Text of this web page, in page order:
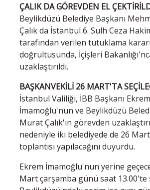
ÇALIK DA GÖREVDEN EL
Beylikdüzü Belediye Başkanı
Çalık da İstanbul 6. Sulh Ceza
tarafından verilen tutuklama kararı
doğrultusunda, İçişleri
uzaklaştırıldı.
BAŞKANVEKİLİ 26 MART'TA
İstanbul Valiliği, İBB Başkanı Ekrem
İmamoğlu'nun ve Beylikdüzü
Murat Çalık'ın görevden
nedeniyle iki belediyede de 26
toplantısı yapılacağını duyurdu.
Ekrem İmamoğlu'nun yerine
Mart çarşamba günü saat 13.00'te